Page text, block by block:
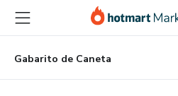
para
conteúdo
principal
para
pagamento
para
rodapéGabarito de Caneta